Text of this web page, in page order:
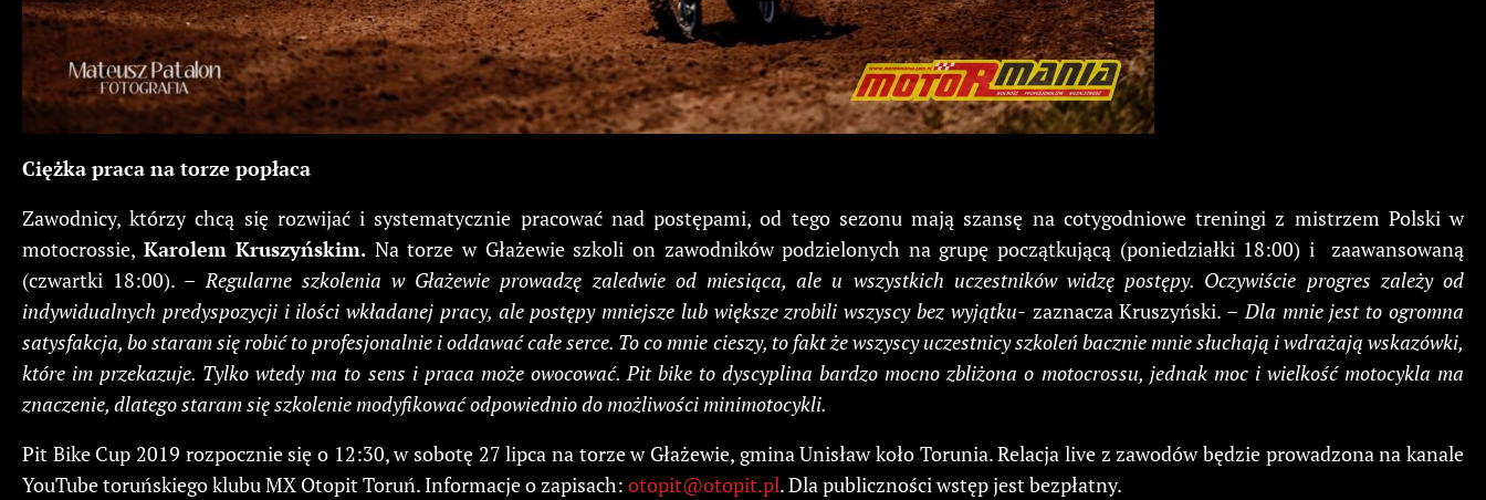
Ciężka praca na torze popłaca
Zawodnicy, którzy chcą się rozwijać i systematycznie pracować nad postępami, od tego sezonu mają szansę na cotygodniowe treningi z mistrzem Polski w
motocrossie, Karolem Kruszyńskim. Na torze w Głażewie szkoli on zawodników podzielonych na grupę początkującą (poniedziałki 18:00) i zaawansowaną
(czwartki 18:00). –Regularne szkolenia w Głażewie prowadzę zaledwie od miesiąca, ale u wszystkich uczestników widzę postępy. Oczywiście progres zależy od
indywidualnych predyspozycji i ilości wkładanej pracy, ale postępy mniejsze lub większe zrobili wszyscy bez wyjątku- zaznacza Kruszyński. – Dla mnie jest to ogromna
satysfakcja, bo staram się robić to profesjonalnie i oddawać całe serce. To co mnie cieszy, to fakt że wszyscy uczestnicy szkoleń bacznie mnie słuchają i wdrażają wskazówki,
które im przekazuje. Tylko wtedy ma to sens i praca może owocować. Pit bike to dyscyplina bardzo mocno zbliżona o motocrossu, jednak moc i wielkość motocykla ma
znaczenie, dlatego staram się szkolenie modyfikować odpowiednio do możliwości minimotocykli.
Pit Bike Cup 2019 rozpocznie się o 12:30, w sobotę 27 lipca na torze w Głażewie, gmina Unisław koło Torunia. Relacja live z zawodów będzie prowadzona na kanale
YouTube toruńskiego klubu MX Otopit Toruń. Informacje o zapisach: otopit@otopit.pl. Dla publiczności wstęp jest bezpłatny.